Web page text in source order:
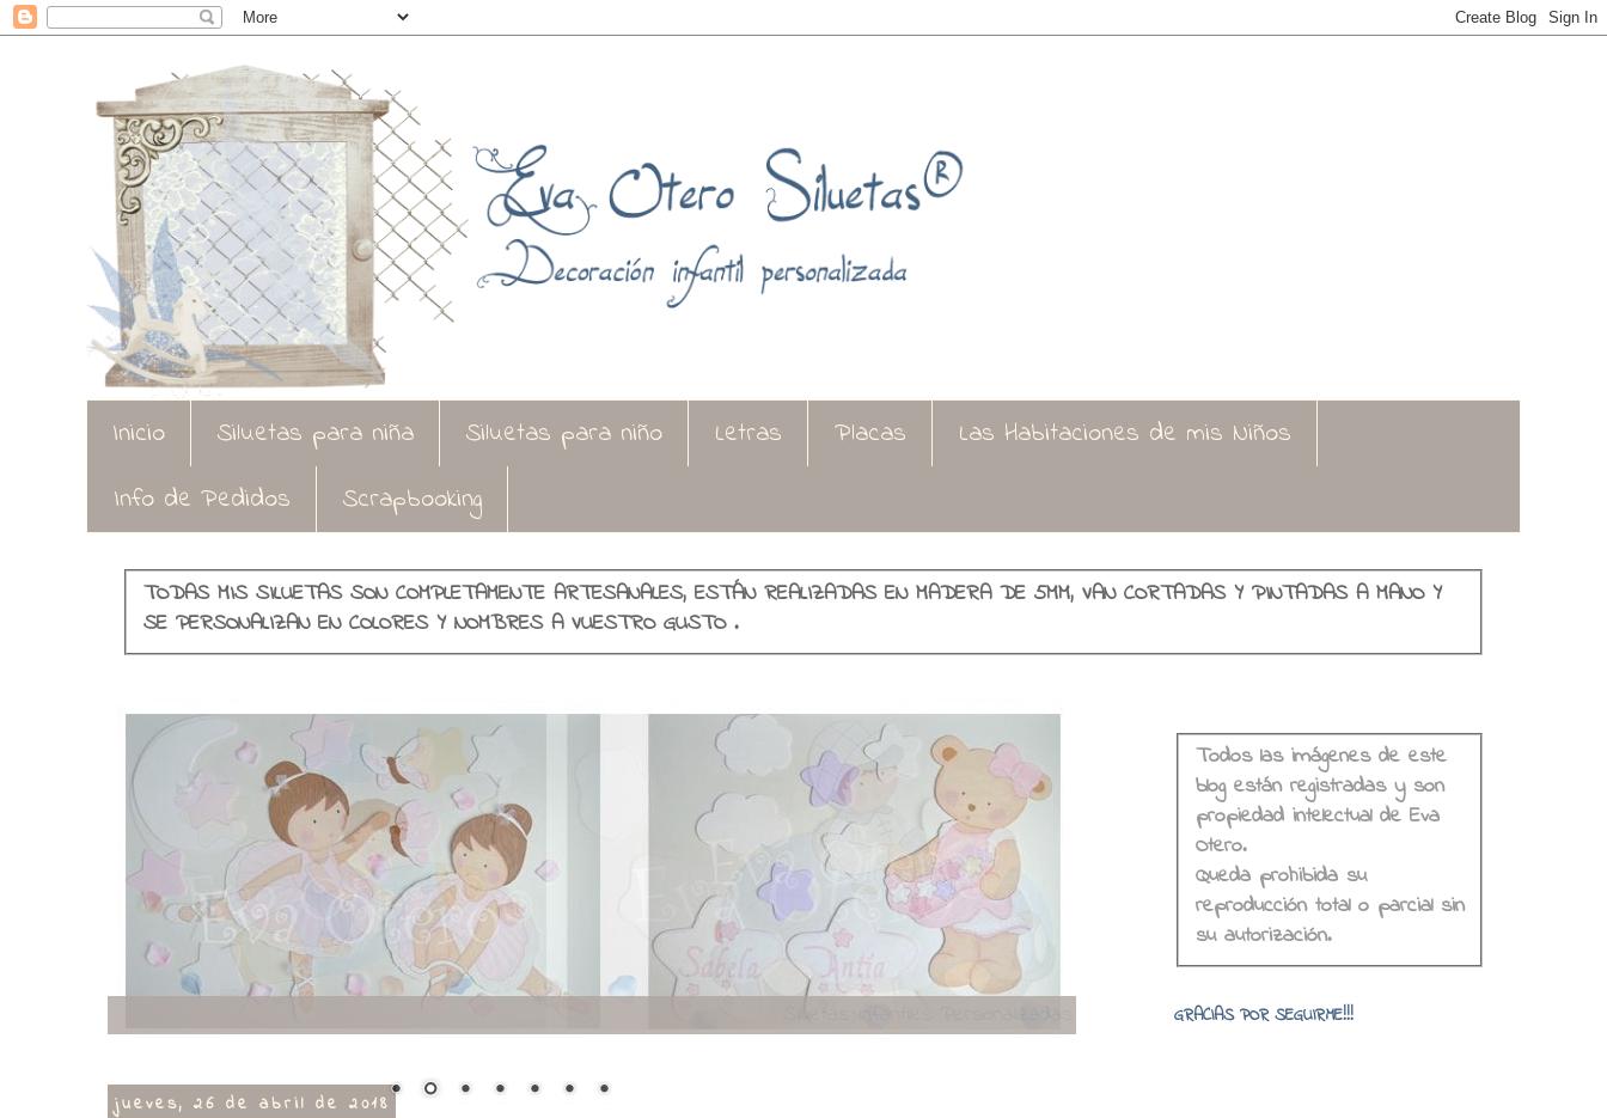
Inicio Siluetas para niña Siluetas para niño Letras Placas
Las Habitaciones de mis Niños
Info de Pedidos
Scrapbooking
TODAS MIS SILUETAS SON COMPLETAMENTE ARTESANALES, ESTÁN REALIZADAS EN MADERA DE 5MM, VAN CORTADAS Y PINTADAS A MANO Y
SE PERSONALIZAN EN COLORES Y NOMBRES A VUESTRO GUSTO .
jueves, 26 de abril de 2018
Todos las imágenes de este
blog están registradas y son
propiedad intelectual de Eva
Otero.
Queda prohibida su
reproducción total o parcial sin
su autorización.
GRACIAS POR SEGUIRME!!!